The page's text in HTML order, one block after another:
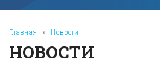
Главная » Новости
НОВОСТИ